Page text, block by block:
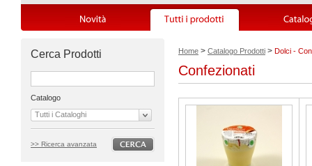
Cerca Prodotti
Catalogo
Tutti i Cataloghi
>> Ricerca avanzata
Home > Catalogo Prodotti > Dolci -
Confezionati